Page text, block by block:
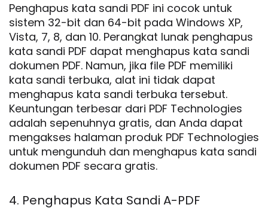
Penghapus kata sandi PDF ini cocok untuk
sistem 32-bit dan 64-bit pada Windows XP,
Vista, 7, 8, dan 10. Perangkat lunak penghapus
kata sandi PDF dapat menghapus kata sandi
dokumen PDF. Namun, jika file PDF memiliki
kata sandi terbuka, alat ini tidak dapat
menghapus kata sandi terbuka tersebut.
Keuntungan terbesar dari PDF Technologies
adalah sepenuhnya gratis, dan Anda dapat
mengakses halaman produk PDF Technologies
untuk mengunduh dan menghapus kata sandi
dokumen PDF secara gratis.
4. Penghapus Kata Sandi A-PDF